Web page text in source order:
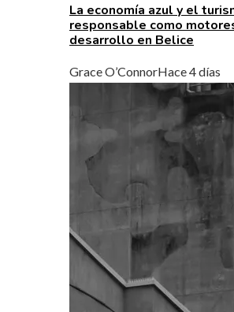
La economía azul y el
responsable como
desarrollo en Belice
Grace O’ConnorHace 4 días